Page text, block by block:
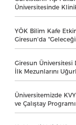
Üniversitesinde
YÖK Bilim Kafe
Giresun'da
Giresun
İlk Mezunlarını
Üniversitemizde
ve Çalıştay